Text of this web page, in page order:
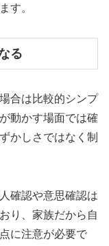
す。
る
合は比較的シンプ
動かす場面では確
かしさではなく制
確認や意思確認は
り、家族だから自
に注意が必要で